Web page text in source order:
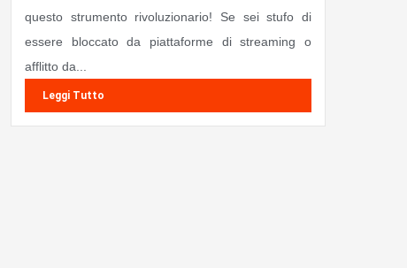
questo strumento rivoluzionario! Se sei stufo di
essere bloccato da piattaforme di streaming o
afflitto da...
Leggi Tutto